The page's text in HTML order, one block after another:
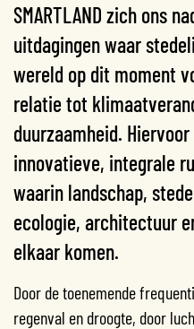
SMARTLAND zich ons
uitdagingen waar
wereld op dit moment
relatie tot
duurzaamheid.
innovatieve, integrale
waarin landschap,
ecologie, architectuur
elkaar komen.
Door de toenemende
regenval en droogte, door